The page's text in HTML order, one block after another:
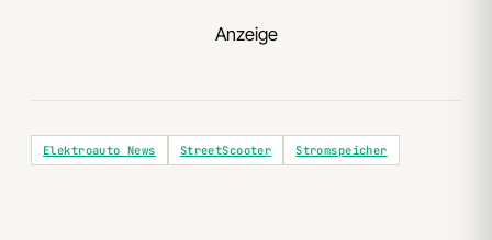
Anzeige
Elektroauto News StreetScooter Stromspeicher